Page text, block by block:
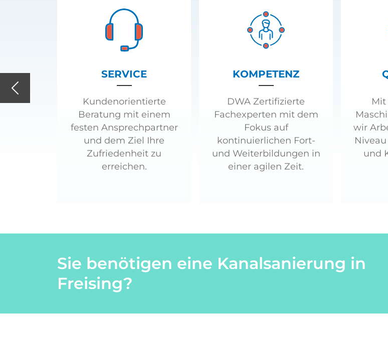
Previous
SERVICE
Kundenorientierte
Beratung mit einem
festen Ansprechpartner
und dem Ziel Ihre
Zufriedenheit zu
erreichen.
KOMPETENZ
DWA Zertifizierte
Fachexperten mit dem
Fokus auf
kontinuierlichen Fort-
und Weiterbildungen in
einer agilen Zeit.
wir
und
Sie benötigen eine Kanalsanierung in
Freising?